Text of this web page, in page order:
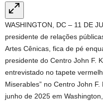
WASHINGTON, DC – 11 DE
presidente de relações
Artes Cênicas, fica de pé
presidente do Centro John F.
entrevistado no tapete
Miserables” no Centro John
junho de 2025 em